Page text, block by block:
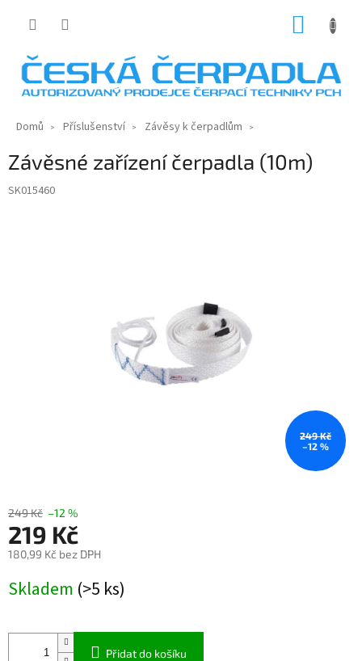
Domů Příslušenství Závěsy k čerpadlům
Závěsné zařízení čerpadla (10m)
SK015460
249 Kč
–12 %
249 Kč –12 %
219 Kč
180,99 Kč bez DPH
cena:
Skladem (>5 ks)
Přidat do košíku